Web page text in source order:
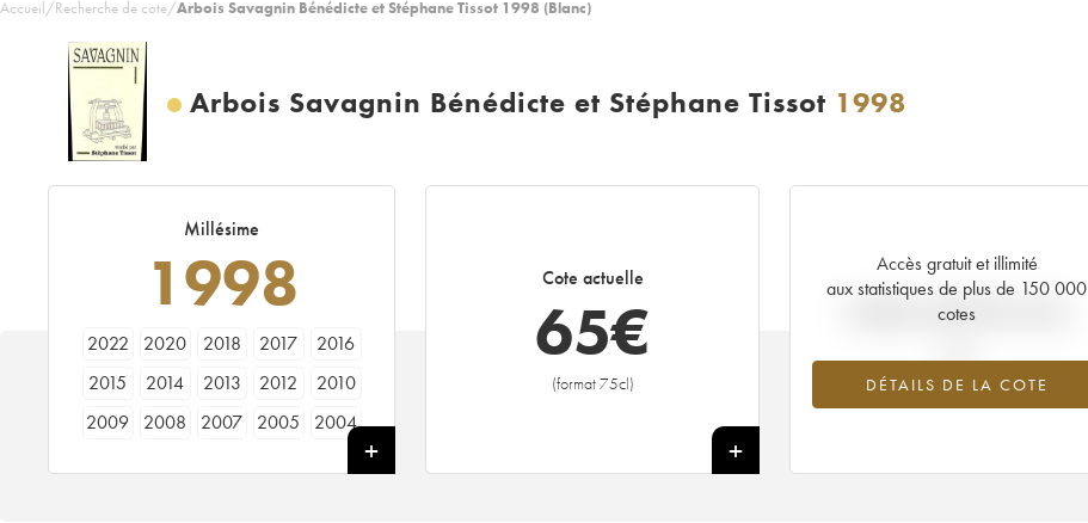
Accueil/Recherche de cote/Arbois Savagnin Bénédicte et Stéphane Tissot 1998 (Blanc)
Arbois Savagnin Bénédicte et Stéphane Tissot 1998
Millésime
1998
2022 2020 2018 2017
2016
2015
2014 2013 2012
2010
2009
2008 2007 2005
2004
Cote actuelle
65€
(format 75cl)
+
Accès gratuit et illimité
aux statistiques de plus de 150 000
cotes
DÉTAILS DE LA COTE
Tendance actuelle de la cote